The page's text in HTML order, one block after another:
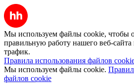
Мы используем файлы cookie, чтобы
правильную работу нашего веб-сайта
трафик.
Правила использования файлов
Мы используем файлы cookie.
файлов cookie